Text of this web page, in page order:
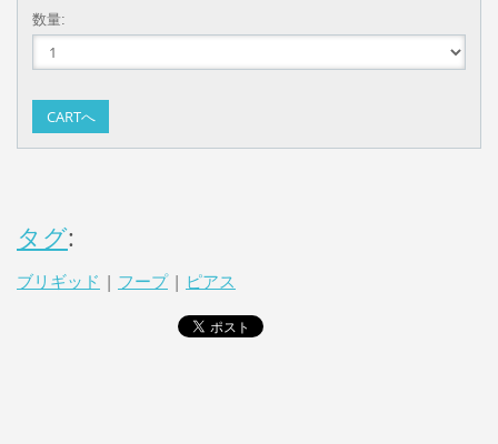
数量:
タグ:
ブリギッド | フープ | ピアス